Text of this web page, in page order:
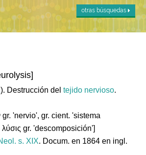
otras búsquedas
). Destrucción deltejido nervioso.
gr. 'nervio', gr. cient. 'sistema
λύσις gr. 'descomposición']
s. XIX. Docum. en 1864 en ingl.